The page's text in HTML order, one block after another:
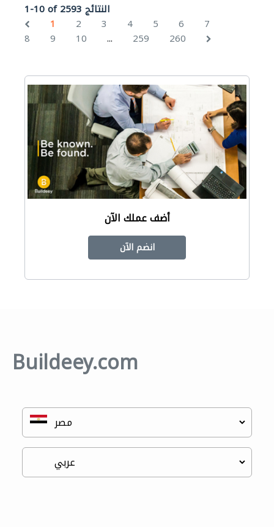
1-10 of 2593 النتائج
1
2 3 4 5 6
7
8
9 10 ... 259 260
أضف عملك الآن
انضم الآن
Buildeey.com